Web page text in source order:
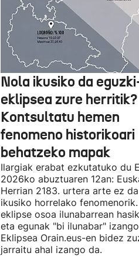
Nola ikusiko da
eklipsea zure herritik?
Kontsultatu hemen
fenomeno historikoari
behatzeko mapak
Ilargiak erabat ezkutatuko du
2026ko abuztuaren 12an:
Herrian 2183. urtera arte ez
ikusiko horrelako
eklipse osoa ilunabarrean
eta egunak "bi ilunabar"
Eklipsea Orain.eus-en bidez
jarraitu ahal izango da.